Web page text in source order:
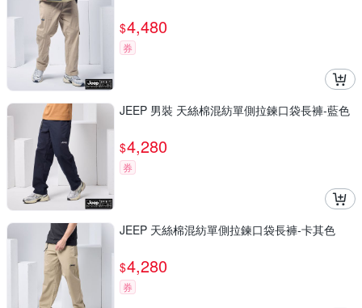
$4,480
券
JEEP 男裝 天絲棉混紡單側拉鍊口袋長褲-藍色
$4,280
券
JEEP 天絲棉混紡單側拉鍊口袋長褲-卡其色
$4,280
券